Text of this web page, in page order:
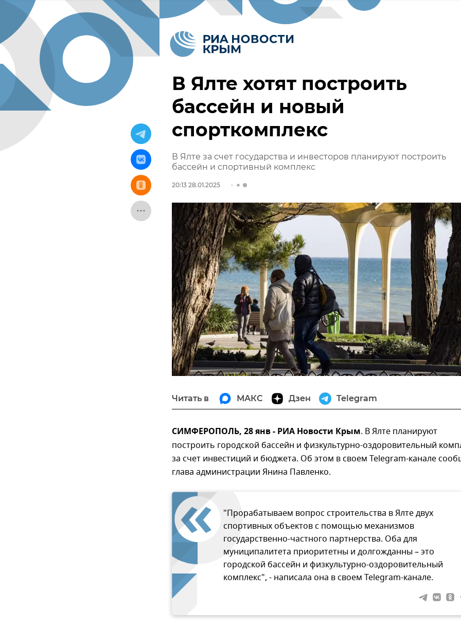
В Ялте хотят построить
бассейн и новый
спорткомплекс
В Ялте за счет государства и инвесторов планируют построить
бассейн и спортивный комплекс
20:13 28.01.2025
Читать в МАКС Дзен Telegram
СИМФЕРОПОЛЬ, 28 янв - РИА Новости Крым. В Ялте планируют
построить городской бассейн и физкультурно-оздоровительный
за счет инвестиций и бюджета. Об этом в своем Telegram-канале
глава администрации Янина Павленко.
"Прорабатываем вопрос строительства в Ялте двух
спортивных объектов с помощью механизмов
государственно-частного партнерства. Оба для
муниципалитета приоритетны и долгожданны – это
городской бассейн и физкультурно-оздоровительный
комплекс", - написала она в своем Telegram-канале.